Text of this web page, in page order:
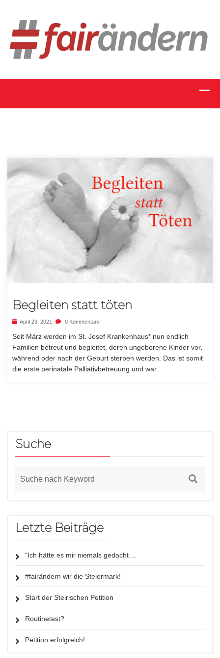
Begleiten statt töten
April 23, 2021 0 Kommentare
Seit März werden im St. Josef Krankenhaus* nun endlich
Familien betreut und begleitet, deren ungeborene Kinder vor,
während oder nach der Geburt sterben werden. Das ist somit
die erste perinatale Palliativbetreuung und war
Suche
Letzte Beiträge
“Ich hätte es mir niemals gedacht…
#fairändern wir die Steiermark!
Start der Steirischen Petition
Routinetest?
Petition erfolgreich!